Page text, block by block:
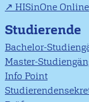
HISinOne
Studierende
Bachelor-
Master-
Info Point